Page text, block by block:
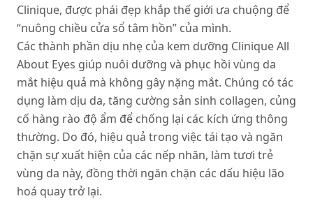
Clinique, được phái đẹp khắp thế giới ưa chuộng để
“nuông chiều cửa sổ tâm hồn” của mình.
Các thành phần dịu nhẹ của kem dưỡng Clinique All
About Eyes giúp nuôi dưỡng và phục hồi vùng da
mắt hiệu quả mà không gây nặng mắt. Chúng có tác
dụng làm dịu da, tăng cường sản sinh collagen, củng
cố hàng rào độ ẩm để chống lại các kích ứng thông
thường. Do đó, hiệu quả trong việc tái tạo và ngăn
chặn sự xuất hiện của các nếp nhăn, làm tươi trẻ
vùng da này, đồng thời ngăn chặn các dấu hiệu lão
hoá quay trở lại.